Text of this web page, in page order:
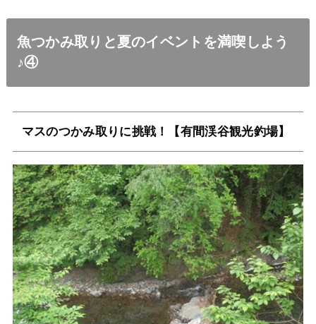
魚つかみ取りと夏のイベントを満喫しよう
♪④
マスのつかみ取りに挑戦！【有間渓谷観光釣場】